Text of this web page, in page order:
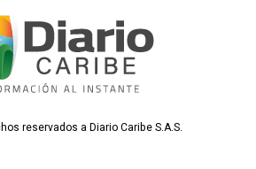
reservados a Diario Caribe S.A.S.